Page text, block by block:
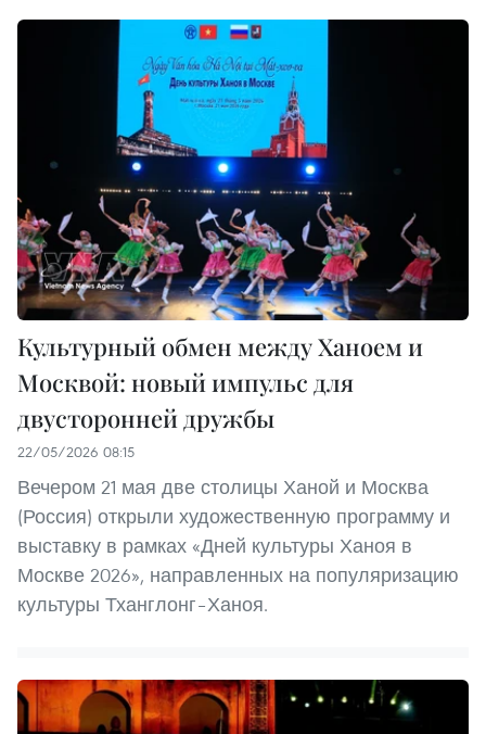
Культурный обмен между Ханоем и
Москвой: новый импульс для
двусторонней дружбы
22/05/2026 08:15
Вечером 21 мая две столицы Ханой и Москва
(Россия) открыли художественную программу и
выставку в рамках «Дней культуры Ханоя в
Москве 2026», направленных на популяризацию
культуры Тханглонг–Ханоя.